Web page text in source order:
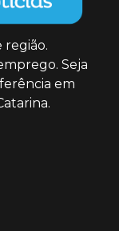
região.
Seja
em